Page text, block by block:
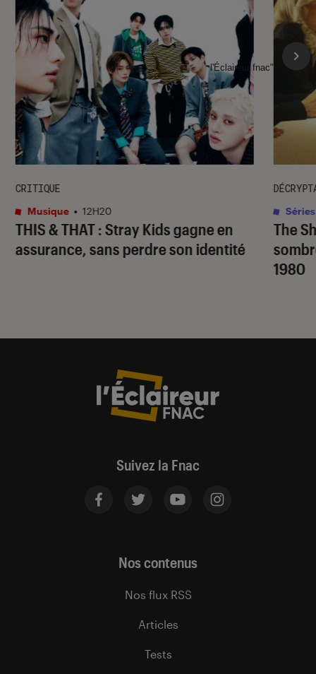
THIS & THAT: Stray Kids gagne en
assurance, sans perdre son identité
CRITIQUE
Musique • 12H20
The
1980
Séries
l'Éclaireur fnac">
Suivez la Fnac
Nos contenus
Nos flux RSS
Articles
Tests